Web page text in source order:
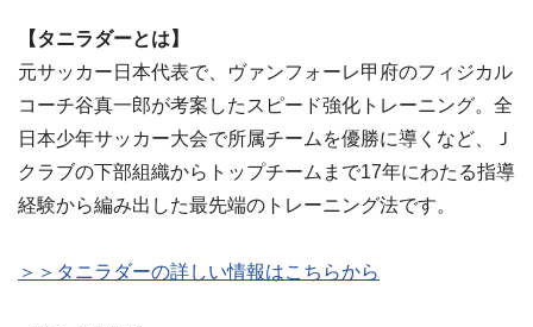
【タニラダーとは】
元サッカー日本代表で、ヴァンフォーレ甲府のフィジカル
コーチ谷真一郎が考案したスピード強化トレーニング。全
日本少年サッカー大会で所属チームを優勝に導くなど、Ｊ
クラブの下部組織からトップチームまで17年にわたる指導
経験から編み出した最先端のトレーニング法です。
＞＞タニラダーの詳しい情報はこちらから